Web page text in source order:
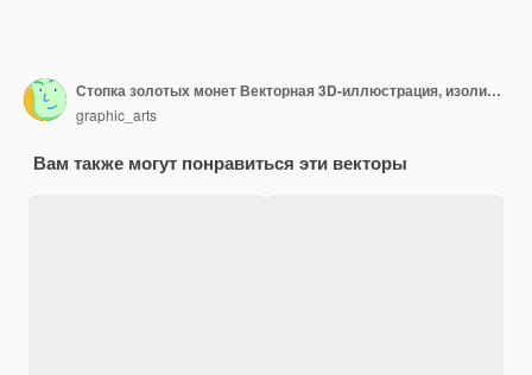
Стопка золотых монет Векторная 3D-иллюстрация, изолированная на белом фоне
graphic_arts
Вам также могут понравиться эти векторы